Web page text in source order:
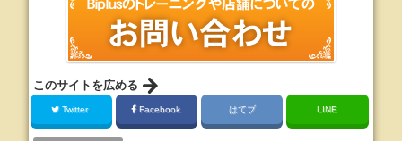
このサイトを広める
Twitter Facebook はてブ LINE